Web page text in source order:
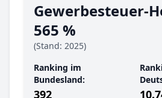
Gewerbesteuer-
565 %
(Stand: 2025)
Ranking im
Bundesland:
392